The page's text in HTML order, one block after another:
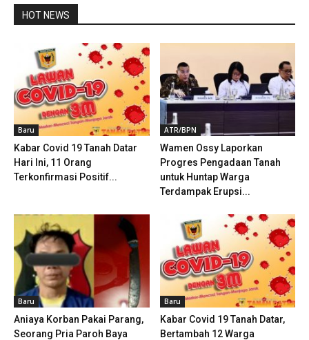
HOT NEWS
Baru
Kabar Covid 19 Tanah Datar
Hari Ini, 11 Orang
Terkonfirmasi Positif...
ATR/BPN
Wamen Ossy Laporkan
Progres Pengadaan Tanah
untuk Huntap Warga
Terdampak Erupsi...
Baru
Aniaya Korban Pakai Parang,
Seorang Pria Paroh Baya
Baru
Kabar Covid 19 Tanah Datar,
Bertambah 12 Warga